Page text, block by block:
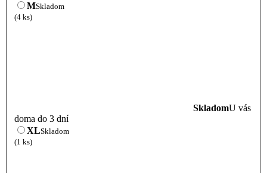
MSkladom
(4 ks)
SkladomU vás
doma do 3 dní
XLSkladom
(1 ks)